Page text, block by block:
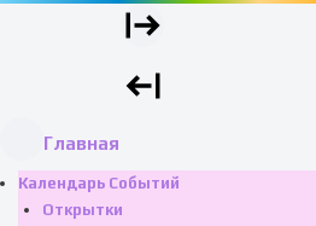
Главная
Календарь Событий
Открытки